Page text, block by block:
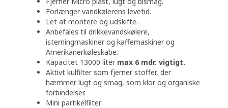
Forlænger vandkølerens levetid.
Let at montere og udskifte.
Anbefales til drikkevands­kølere,
isterningmaskiner og kaffemaskiner og
Amerikanerkøleskabe.
Kapacitet 13000 liter max 6 mdr. vigtigt.
Aktivt kulfilter som fjerner stoffer, der
hæmmer lugt og smag, som klor og organiske
forbindelser.
Mini partikelfilter.